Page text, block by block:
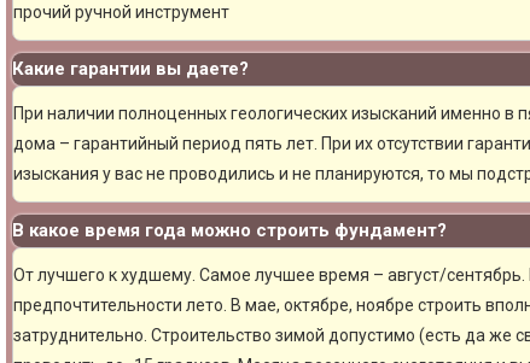
прочий ручной инструмент
Какие гарантии вы даете?
При наличии полноценных геологических изысканий именно в
дома – гарантийный период пять лет. При их отсутствии
изыскания у вас не проводились и не планируются, то мы
В какое время года можно строить фундамент?
От лучшего к худшему. Самое лучшее время – август/
предпочтительности лето. В мае, октябре, ноябре строить
затруднительно. Строительство зимой допустимо (есть да же